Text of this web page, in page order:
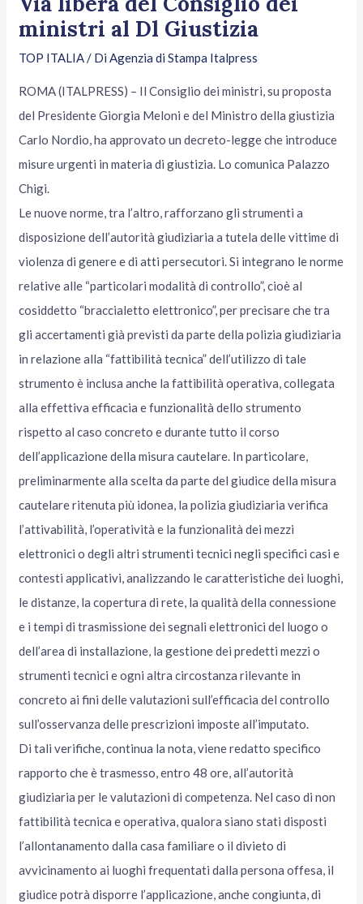
ministri al Dl Giustizia
TOP ITALIA/ DiAgenzia di Stampa Italpress
ROMA (ITALPRESS) – Il Consiglio dei ministri, su proposta
del Presidente Giorgia Meloni e del Ministro della giustizia
Carlo Nordio, ha approvato un decreto-legge che introduce
misure urgenti in materia di giustizia. Lo comunica Palazzo
Chigi.
Le nuove norme, tra l’altro, rafforzano gli strumenti a
disposizione dell’autorità giudiziaria a tutela delle vittime di
violenza di genere e di atti persecutori. Si integrano le norme
relative alle “particolari modalità di controllo”, cioè al
cosiddetto “braccialetto elettronico”, per precisare che tra
gli accertamenti già previsti da parte della polizia giudiziaria
in relazione alla “fattibilità tecnica” dell’utilizzo di tale
strumento è inclusa anche la fattibilità operativa, collegata
alla effettiva efficacia e funzionalità dello strumento
rispetto al caso concreto e durante tutto il corso
dell’applicazione della misura cautelare. In particolare,
preliminarmente alla scelta da parte del giudice della misura
cautelare ritenuta più idonea, la polizia giudiziaria verifica
l’attivabilità, l’operatività e la funzionalità dei mezzi
elettronici o degli altri strumenti tecnici negli specifici casi e
contesti applicativi, analizzando le caratteristiche dei luoghi,
le distanze, la copertura di rete, la qualità della connessione
e i tempi di trasmissione dei segnali elettronici del luogo o
dell’area di installazione, la gestione dei predetti mezzi o
strumenti tecnici e ogni altra circostanza rilevante in
concreto ai fini delle valutazioni sull’efficacia del controllo
sull’osservanza delle prescrizioni imposte all’imputato.
Di tali verifiche, continua la nota, viene redatto specifico
rapporto che è trasmesso, entro 48 ore, all’autorità
giudiziaria per le valutazioni di competenza. Nel caso di non
fattibilità tecnica e operativa, qualora siano stati disposti
l’allontanamento dalla casa familiare o il divieto di
avvicinamento ai luoghi frequentati dalla persona offesa, il
giudice potrà disporre l’applicazione, anche congiunta, di